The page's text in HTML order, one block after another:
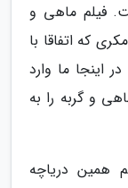
فیلم ماهی و
که اتفاقا با
اینجا ما وارد
و گربه را به
همین دریاچه